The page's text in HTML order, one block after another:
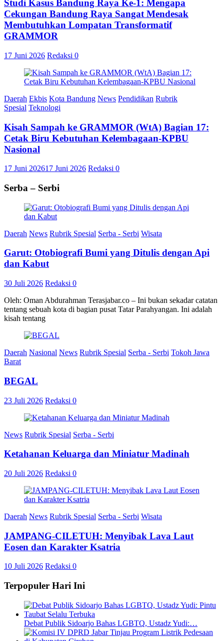
Studi Kasus Bandung Raya Ke-1: Mengapa
Cekungan Bandung Raya Sangat Mendesak
Membutuhkan Lompatan Transformatif
GRAMMOR
17 Juni 2026 Redaksi 0
Daerah Ekbis Kota Bandung News Pendidikan Rubrik
Spesial Teknologi
Kisah Sampah ke GRAMMOR (WtA) Bagian 17:
Cetak Biru Kebutuhan Kelembagaan-KPBU
Nasional
17 Juni 202617 Juni 2026 Redaksi 0
Serba – Serbi
Daerah News Rubrik Spesial Serba - Serbi Wisata
Garut: Otobiografi Bumi yang Ditulis dengan Api
dan Kabut
30 Juli 2026 Redaksi 0
Oleh: Oman Abdurahman Terasjabar.co – Ini bukan sekadar catatan
tentang sebuah kota di bagian pusat Tatar Parahyangan. Ini adalah
kisah tentang
Daerah Nasional News Rubrik Spesial Serba - Serbi Tokoh Jawa
Barat
BEGAL
23 Juli 2026 Redaksi 0
News Rubrik Spesial Serba - Serbi
Ketahanan Keluarga dan Miniatur Madinah
20 Juli 2026 Redaksi 0
Daerah News Rubrik Spesial Serba - Serbi Wisata
JAMPANG-CILETUH: Menyibak Lava Laut
Eosen dan Karakter Ksatria
10 Juli 2026 Redaksi 0
Terpopuler Hari Ini
Debat Publik Sidoarjo Bahas LGBTQ, Ustadz Yudi:…